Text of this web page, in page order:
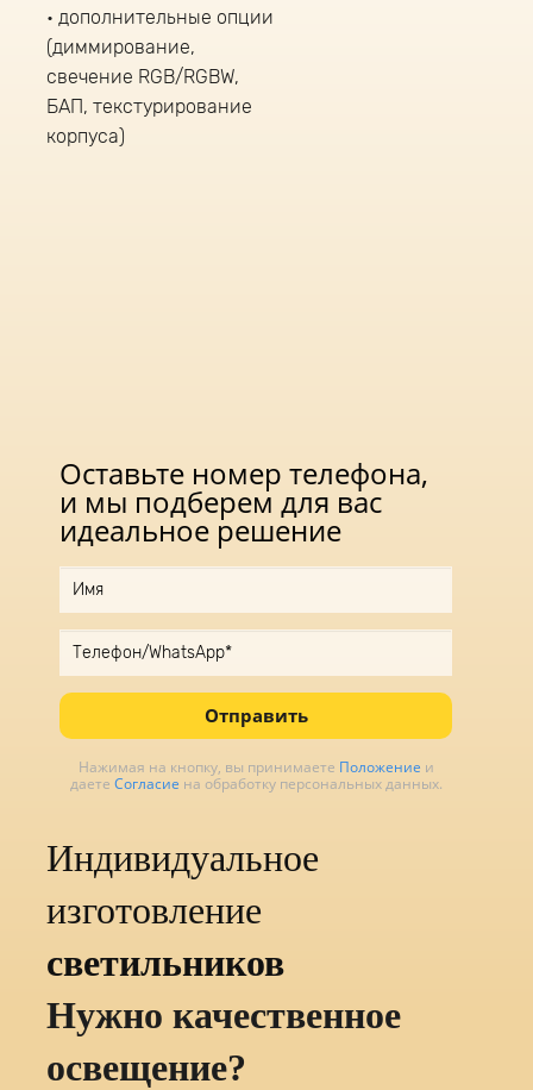
дополнительные опции
(диммирование,
свечение RGB/RGBW,
БАП, текстурирование
корпуса)
Оставьте номер телефона,
и мы подберем для вас
идеальное решение
Отправить
Нажимая на кнопку, вы принимаете Положение и
даете Согласие на обработку персональных данных.
Индивидуальное
изготовление
светильников
Нужно качественное
освещение?